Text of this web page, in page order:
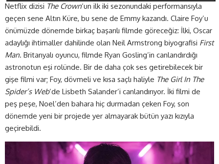
Netflix dizisi The Crown‘un ilk iki sezonundaki performansıyla
geçen sene Altın Küre, bu sene de Emmy kazandı. Claire Foy’u
önümüzde dönemde birkaç başarılı filmde göreceğiz: İlki, Oscar
adaylığı ihtimaller dahilinde olan Neil Armstrong biyografisi First
Man. Britanyalı oyuncu, filmde Ryan Gosling’in canlandırdığı
astronotun eşi rolünde. Bir de daha çok ses getirebilecek bir
gişe filmi var; Foy, dövmeli ve kısa saçlı haliyle The Girl In The
Spider’s Web‘de Lisbeth Salander’i canlandırıyor. İki filmi de
peş peşe, Noel’den bahara hiç durmadan çeken Foy, son
dönemde yeni bir projede yer almayarak bütün yazı kızıyla
geçirebildi.